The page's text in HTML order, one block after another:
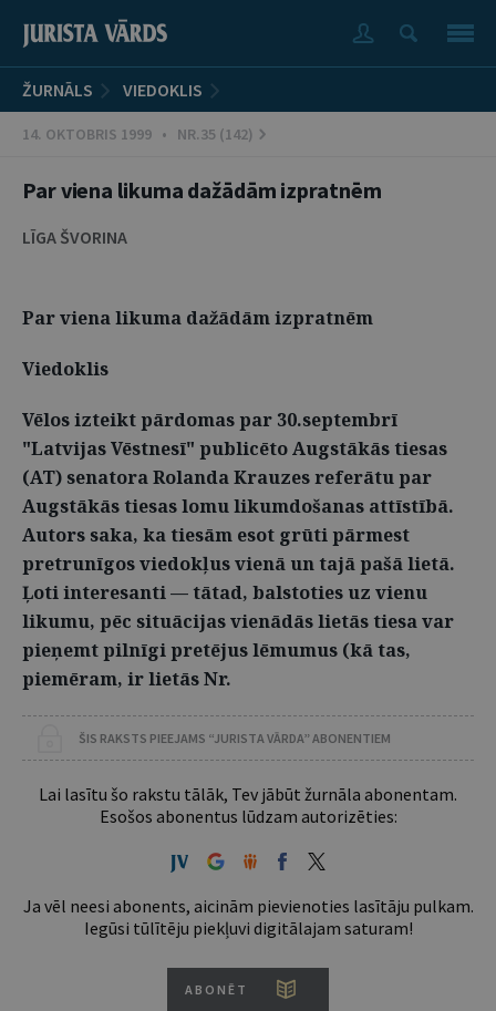
ŽURNĀLS VIEDOKLIS
14. OKTOBRIS 1999 • NR.35 (142)
Par viena likuma dažādām izpratnēm
LĪGA ŠVORINA
Par viena likuma dažādām izpratnēm
Viedoklis
Vēlos izteikt pārdomas par 30.septembrī
"Latvijas Vēstnesī" publicēto Augstākās tiesas
(AT) senatora Rolanda Krauzes referātu par
Augstākās tiesas lomu likumdošanas attīstībā.
Autors saka, ka tiesām esot grūti pārmest
pretrunīgos viedokļus vienā un tajā pašā lietā.
Ļoti interesanti — tātad, balstoties uz vienu
likumu, pēc situācijas vienādās lietās tiesa var
pieņemt pilnīgi pretējus lēmumus (kā tas,
piemēram, ir lietās Nr.
ŠIS RAKSTS PIEEJAMS “JURISTA VĀRDA” ABONENTIEM
Lai lasītu šo rakstu tālāk, Tev jābūt žurnāla abonentam.
Esošos abonentus lūdzam autorizēties:
Ja vēl neesi abonents, aicinām pievienoties lasītāju pulkam.
Iegūsi tūlītēju piekļuvi digitālajam saturam!
ABONĒT